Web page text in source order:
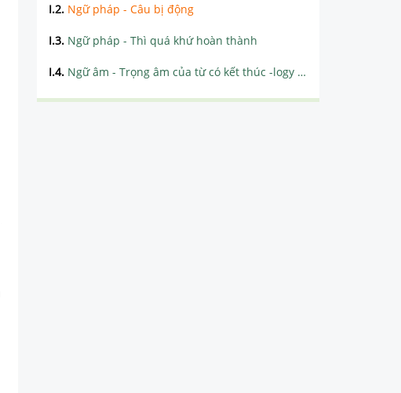
I.2. Ngữ pháp - Câu bị động
I.3. Ngữ pháp - Thì quá khứ hoàn thành
I.4. Ngữ âm - Trọng âm của từ có kết thúc -logy và -graphy